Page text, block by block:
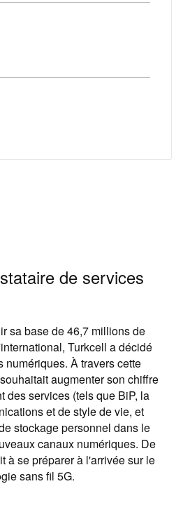
de services
sa base de 46,7 millions de
Turkcell a décidé
numériques. À travers cette
augmenter son chiffre
des services (tels que BiP, la
et de style de vie, et
stockage personnel dans le
canaux numériques. De
à se préparer à l'arrivée sur le
sans fil 5G.